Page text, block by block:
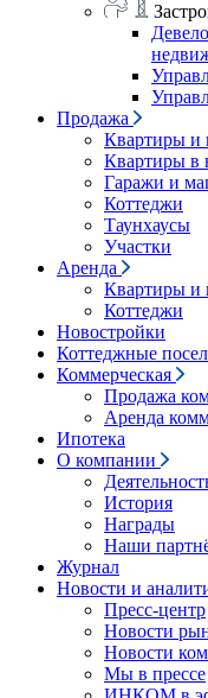
Продажа
Квартиры и
Квартиры в
Гаражи и
Коттеджи
Таунхаусы
Участки
Аренда
Квартиры и
Коттеджи
Новостройки
Коттеджные
Коммерческая
Продажа
Аренда
Ипотека
О компании
История
Награды
Наши
Журнал
Новости и
Пресс-центр
Новости
Новости
Мы в прессе